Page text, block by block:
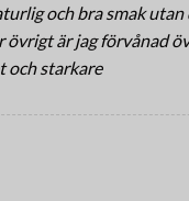
och bra smak
är jag förvånad
och starkare